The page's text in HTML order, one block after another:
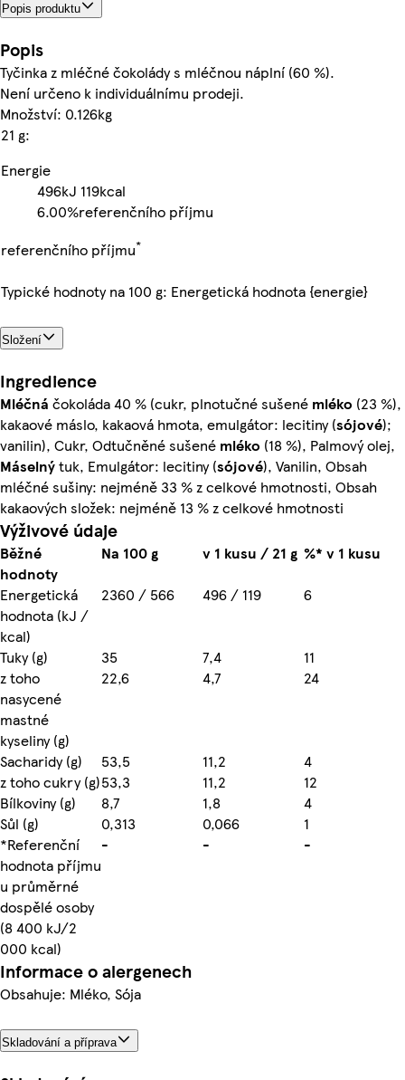
Popis produktu
Popis
Tyčinka z mléčné čokolády s mléčnou náplní (60 %).
Není určeno k individuálnímu prodeji.
Množství: 0.126kg
21 g:
Energie
496kJ 119kcal
6.00%referenčního příjmu
referenčního příjmu*
Typické hodnoty na 100 g: Energetická hodnota {energie}
Složení
Ingredience
Mléčná čokoláda 40 % (cukr, plnotučné sušené mléko (23 %),
kakaové máslo, kakaová hmota, emulgátor: lecitiny (sójové);
vanilin), Cukr, Odtučněné sušené mléko (18 %), Palmový olej,
Máselnýtuk, Emulgátor: lecitiny (sójové), Vanilin, Obsah
mléčné sušiny: nejméně 33 % z celkové hmotnosti, Obsah
kakaových složek: nejméně 13 % z celkové hmotnosti
Výživové údaje
Běžné
hodnoty
Na 100 g v 1 kusu / 21 g %* v 1 kusu
Energetická
hodnota (kJ /
kcal)
2360 / 566 496 / 119 6
Tuky (g) 35 7,4
11
z toho
nasycené
mastné
kyseliny (g)
22,6 4,7 24
Sacharidy (g) 53,5 11,2
4
z toho cukry (g)53,3 11,2
12
Bílkoviny (g)
8,7 1,8
4
Sůl (g)
0,313 0,066
1
*Referenční
hodnota příjmu
u průměrné
dospělé osoby
(8 400 kJ/2
000 kcal)
- - -
Informace o alergenech
Obsahuje: Mléko, Sója
Skladování a příprava